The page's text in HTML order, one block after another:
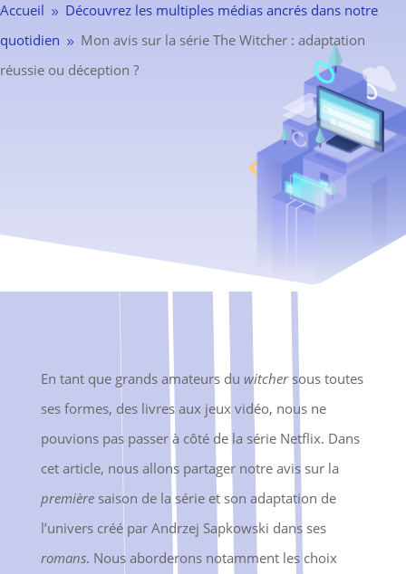
Accueil 9 Découvrez les multiples médias ancrés dans notre
quotidien 9 Mon avis sur la série The Witcher : adaptation
réussie ou déception ?
En tant que grands amateurs du witchersous toutes
ses formes, des livres aux jeux vidéo, nous ne
pouvions pas passer à côté de la série Netflix. Dans
cet article, nous allons partager notre avis sur la
premièresaison de la série et son adaptation de
l’univers créé par Andrzej Sapkowski dans ses
romans. Nous aborderons notamment les choix